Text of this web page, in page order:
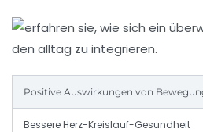
Positive Auswirkungen von
Bessere Herz-Kreislauf-Gesundheit